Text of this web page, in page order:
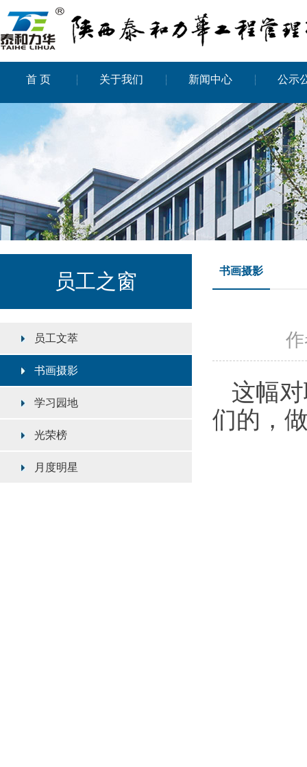
首 页 关于我们 新闻中心 公示
员工之窗
员工文萃
书画摄影
学习园地
光荣榜
月度明星
书画摄影
这幅
们的，